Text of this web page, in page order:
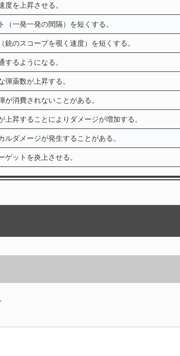
度を上昇させる。
（一発一発の間隔）を短くする。
銃のスコープを覗く速度）を短くする。
するようになる。
弾薬数が上昇する。
が消費されないことがある。
上昇することによりダメージが増加する。
ルダメージが発生することがある。
ゲットを炎上させる。